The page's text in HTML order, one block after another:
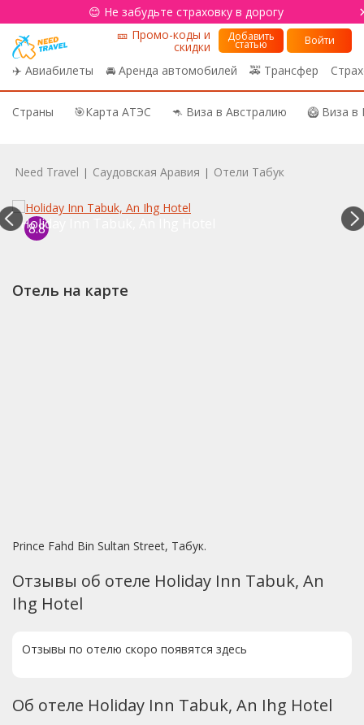
😊 Не забудьте страховку в дорогу
✈️ Авиабилеты 🚘 Аренда автомобилей 🚕 Трансфер
🎫 Промо-коды и
скидки
Добавить
статью Войти
Страны 🎯Карта АТЭС 🦘 Виза в Австралию 🥝 Виза
Need Travel | Саудовская Аравия | Отели Табук
8.8
Holiday Inn Tabuk, An Ihg Hotel
Отель на карте
Prince Fahd Bin Sultan Street, Табук.
Отзывы об отеле Holiday Inn Tabuk, An
Ihg Hotel
Отзывы по отелю скоро появятся здесь
Об отеле Holiday Inn Tabuk, An Ihg Hotel